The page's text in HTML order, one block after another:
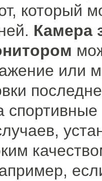
который
Камера
или